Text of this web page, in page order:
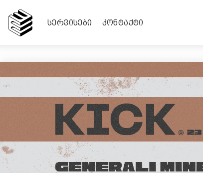
ᲡᲔᲠᲕᲘᲡᲔᲑᲘ ᲙᲝᲜᲢᲐᲥᲢᲘ
KICK: GENERALI MINERALI | MAGRRA | MONK